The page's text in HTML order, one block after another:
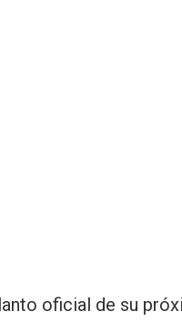
oficial de su